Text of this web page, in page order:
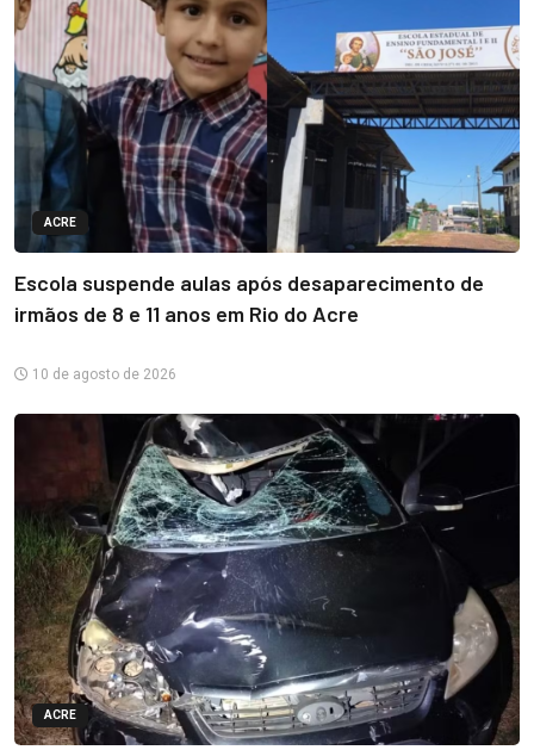
ACRE
Escola suspende aulas após desaparecimento de
irmãos de 8 e 11 anos em Rio do Acre
10 de agosto de 2026
ACRE